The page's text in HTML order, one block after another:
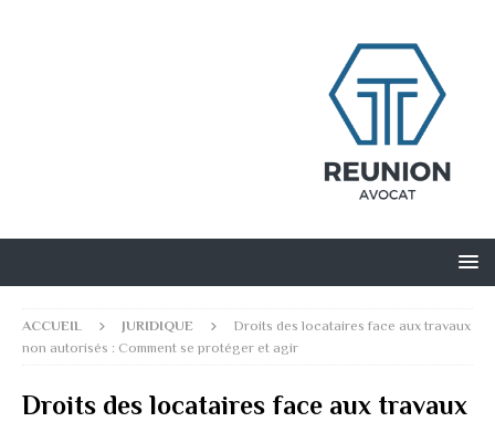
ACCUEIL JURIDIQUE
Droits des locataires face aux travaux
non autorisés : Comment se protéger et agir
Droits des locataires face aux travaux